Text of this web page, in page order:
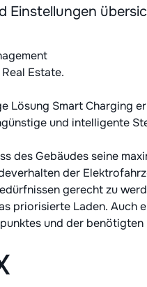
Einstellungen
Estate.
Lösung Smart Charging
und intelligente
des Gebäudes seine
der
gerecht zu
priorisierte Laden. Auch
und der